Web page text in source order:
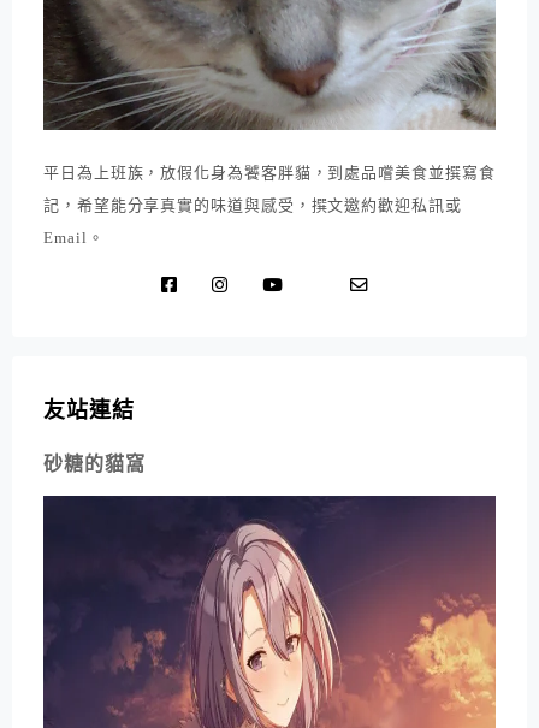
平日為上班族，放假化身為饕客胖貓，到處品嚐美食並撰寫食
記，希望能分享真實的味道與感受，撰文邀約歡迎私訊或
Email。
友站連結
砂糖的貓窩